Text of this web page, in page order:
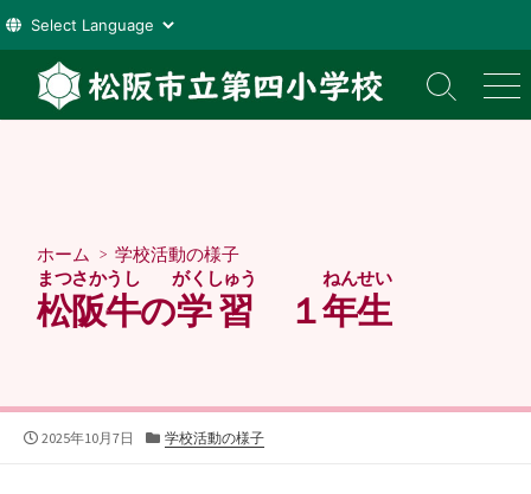
テ
検
索
メ
ニ
ホーム > 学校活動の様子
松阪牛
まつさかうし
の学習
がくしゅう
１年生
ねんせい
公
2025年10月7日
カ
学校活動の様子